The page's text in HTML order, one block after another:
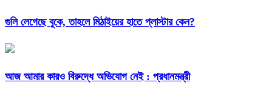
গুলি লেগেছে বুকে, তাহলে মিঠাইয়ের হাতে প্লাস্টার কেন?
আজ আমার কারও বিরুদ্ধে অভিযোগ নেই : প্রধানমন্ত্রী